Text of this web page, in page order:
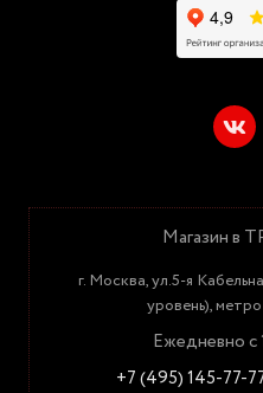
Магазин в
г. Москва, ул.5-я
уровень),
Ежедневно с
+7 (495) 145-77-